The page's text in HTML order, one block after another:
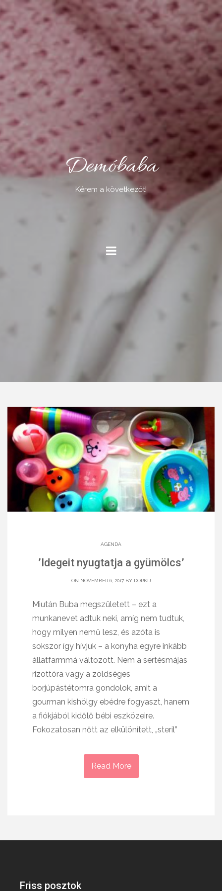
Demóbaba
Kérem a következőt!
AGENDA
’Idegeit nyugtatja a gyümölcs’
ON NOVEMBER 6, 2017 BY DORKIJ
Miután Buba megszületett – ezt a
munkanevet adtuk neki, amíg nem tudtuk,
hogy milyen nemű lesz, és azóta is
sokszor így hívjuk – a konyha egyre inkább
állatfarmmá változott. Nem a sertésmájas
rizottóra vagy a zöldséges
borjúpástétomra gondolok, amit a
gourman kishölgy ebédre fogyaszt, hanem
a fiókjából kidőlő bébi eszközeire.
Fokozatosan nőtt az elkülönített, „steril”
Read More
Friss posztok